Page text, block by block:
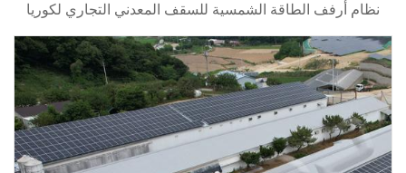
نظام أرفف الطاقة الشمسية للسقف المعدني التجاري لكوريا